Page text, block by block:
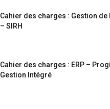
Cahier des charges : Gestion de
– SIRH
Cahier des charges : ERP –
Gestion Intégré